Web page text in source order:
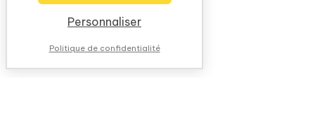
Personnaliser
Politique de confidentialité